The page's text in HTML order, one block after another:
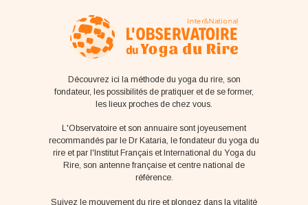
Découvrez ici la méthode du yoga du rire, son
fondateur, les possibilités de pratiquer et de se former,
les lieux proches de chez vous.
L'Observatoire et son annuaire sont joyeusement
recommandés par le Dr Kataria, le fondateur du yoga du
rire et par l'Institut Français et International du Yoga du
Rire, son antenne française et centre national de
référence.
Suivez le mouvement du rire et plongez dans la vitalité